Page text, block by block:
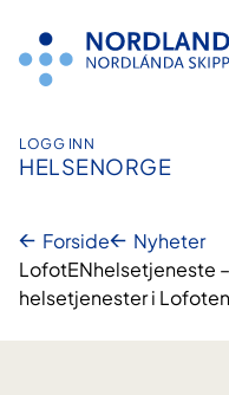
innhold
LOGG INN
HELSENORGE
Forside
Nyheter
LofotENhelsetjeneste
helsetjenester i Lofoten